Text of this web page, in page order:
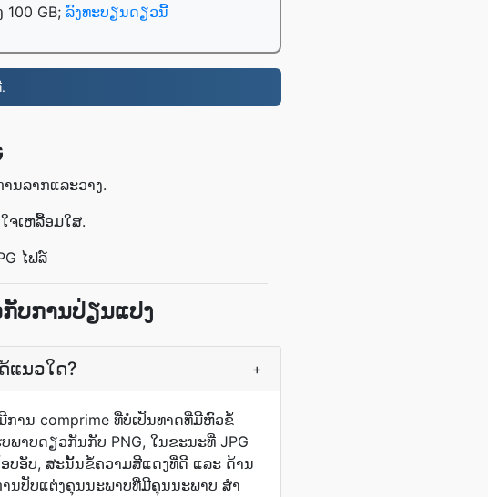
100 GB; ລົງທະບຽນດຽວນີ້
ນລາກແລະວາງ.
ຈເຫລື້ອມໃສ.
ໄຟລ໌
ບການປ່ຽນແປງ
ແນວໃດ? +
ານ comprime ທີ່ບໍ່ເປັນທາດທີ່ມີຫົວຂໍ້
າບດຽວກັນກັບ PNG, ໃນຂະນະທີ່ JPG
ອບ​ອັບ, ສະນັ້ນ​ຂໍ້ຄວາມ​ສີ​ແດງ​ທີ່​ດີ ແລະ ດ້ານ​
ນປັບແຕ່ງຄຸນນະພາບທີ່ມີຄຸນນະພາບ ສຳ